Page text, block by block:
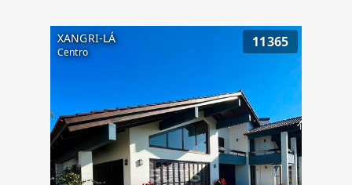
XANGRI-LÁ
Centro
11365